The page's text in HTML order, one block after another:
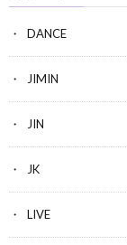
DANCE
JIMIN
JIN
JK
LIVE